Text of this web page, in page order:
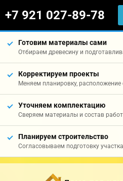
+7 921 027-89-78
Готовим материалы сами
Отбираем древесину и
Корректируем проекты
Меняем планировку, расположение
Уточняем комплектацию
Сверяем материалы и состав
Планируем строительство
Согласовываем подготовку